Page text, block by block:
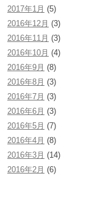
2017年1月 (5)
2016年12月 (3)
2016年11月 (3)
2016年10月 (4)
2016年9月 (8)
2016年8月 (3)
2016年7月 (3)
2016年6月 (3)
2016年5月 (7)
2016年4月 (8)
2016年3月 (14)
2016年2月 (6)